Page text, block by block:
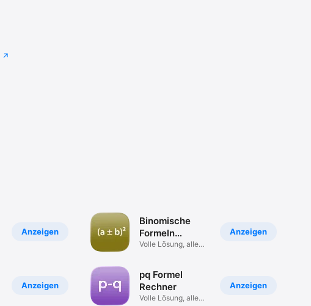
Anzeigen
Anzeigen
Anzeigen
Binomische
Formeln
Rechner
Volle Lösung, alle
Anzeigen
pq Formel
Rechner
Volle Lösung, alle